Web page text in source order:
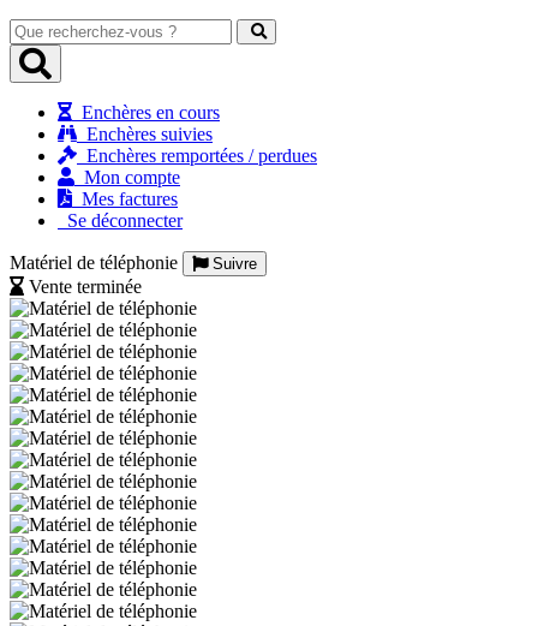
Que
recherchez-
vous
Enchères en cours
Enchères suivies
Enchères remportées / perdues
Mon compte
Mes factures
Se déconnecter
Matériel de téléphonie Suivre
Vente terminée